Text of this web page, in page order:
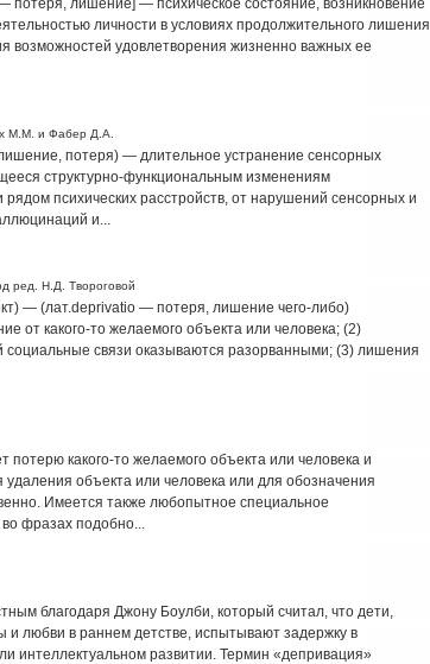
личности в условиях продолжительного лишения
возможностей удовлетворения жизненно важных ее
М.М. и Фабер Д.А.
потеря) — длительное устранение сенсорных
структурно-функциональным изменениям
психических расстройств, от нарушений сенсорных и
и...
ред. Н.Д. Твороговой
— (лат.deprivatio — потеря, лишение чего-либо)
от какого-то желаемого объекта или человека; (2)
социальные связи оказываются разорванными; (3) лишения
потерю какого-то желаемого объекта или человека и
удаления объекта или человека или для обозначения
Имеется также любопытное специальное
фразах подобно...
благодаря Джону Боулби, который считал, что дети,
любви в раннем детстве, испытывают задержку в
интеллектуальном развитии. Термин «депривация»